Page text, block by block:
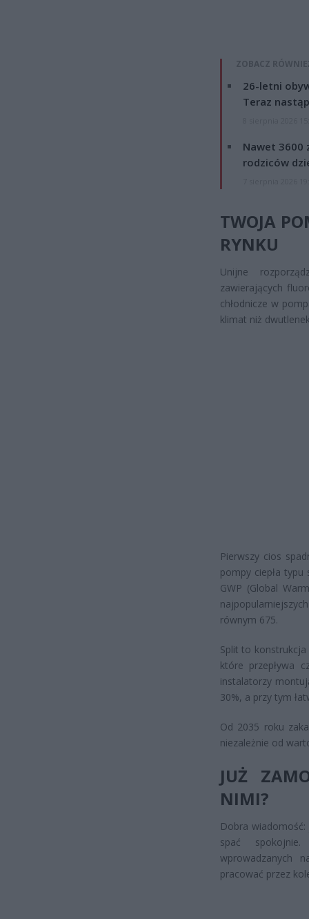
ZOBACZ
26-letni
Teraz
Nawet 3600
rodziców
TWOJA
RYNKU
Unijne
zawierających
chłodnicze w
klimat niż
Pierwszy cios
pompy ciepła
GWP (Global
równym 675.
Split to
które przepływa
instalatorzy
30%, a przy tym
Od 2035 roku
niezależnie od
JUŻ
NIMI?
Dobra wiadomość:
spać spokojnie.
wprowadzanych
pracować przez